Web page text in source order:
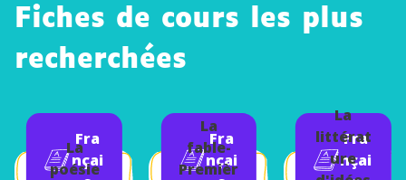
Fiches de cours les plus
recherchées
Fra
nçai
La
poésie
Fra
nçai
La
fable-
Premièr
Fra
nçai
La
littérat
ure